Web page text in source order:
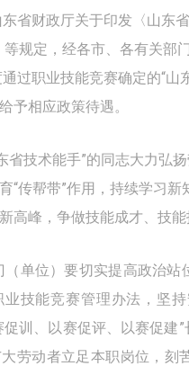
省财政厅关于印发〈山东
规定，经各市、各有关部
过职业技能竞赛确定的“
予相应政策待遇。
省技术能手”的同志大力弘
“传帮带”作用，持续学习
高峰，争做技能成才、技能
（单位）要切实提高政治
技能竞赛管理办法，坚
促训、以赛促评、以赛促建
劳动者立足本职岗位，